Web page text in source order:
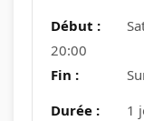
Début :
20:00
Fin :
Durée :
1